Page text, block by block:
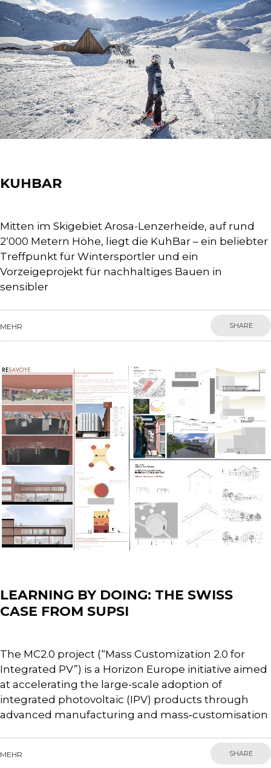
KUHBAR
Mitten im Skigebiet Arosa-Lenzerheide, auf rund
2‘000 Metern Höhe, liegt die KuhBar – ein beliebter
Treffpunkt für Wintersportler und ein
Vorzeigeprojekt für nachhaltiges Bauen in
sensibler
MEHR SHARE
LEARNING BY DOING: THE SWISS
CASE FROM SUPSI
The MC2.0 project (“Mass Customization 2.0 for
Integrated PV”) is a Horizon Europe initiative aimed
at accelerating the large-scale adoption of
integrated photovoltaic (IPV) products through
advanced manufacturing and mass‑customisation
MEHR SHARE